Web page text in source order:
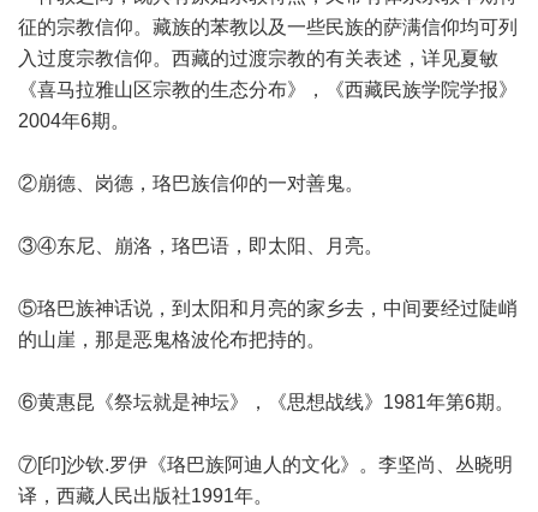
征的宗教信仰。藏族的苯教以及一些民族的萨满信仰均可列
入过度宗教信仰。西藏的过渡宗教的有关表述，详见夏敏
《喜马拉雅山区宗教的生态分布》，《西藏民族学院学报》
2004年6期。
②崩德、岗德，珞巴族信仰的一对善鬼。
③④东尼、崩洛，珞巴语，即太阳、月亮。
⑤珞巴族神话说，到太阳和月亮的家乡去，中间要经过陡峭
的山崖，那是恶鬼格波伦布把持的。
⑥黄惠昆《祭坛就是神坛》，《思想战线》1981年第6期。
⑦[印]沙钦.罗伊《珞巴族阿迪人的文化》。李坚尚、丛晓明
译，西藏人民出版社1991年。